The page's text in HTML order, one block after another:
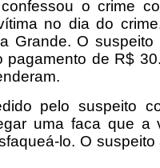
o crime
no dia do
Grande. O suspeito
de R$
pelo suspeito
uma faca que a
lo. O